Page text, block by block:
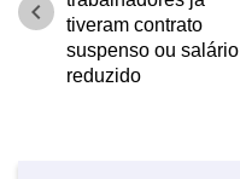
tiveram contrato
suspenso ou salário
reduzido
chevron_left